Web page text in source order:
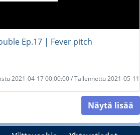
Ep.17 | Fever pitch
2021-04-17 00:00:00 / Tallennettu 2021-05-11
Näytä lisää